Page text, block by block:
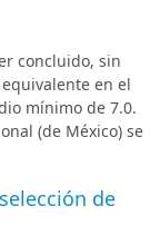
concluido, sin
en el
mínimo de 7.0.
(de México) se
de